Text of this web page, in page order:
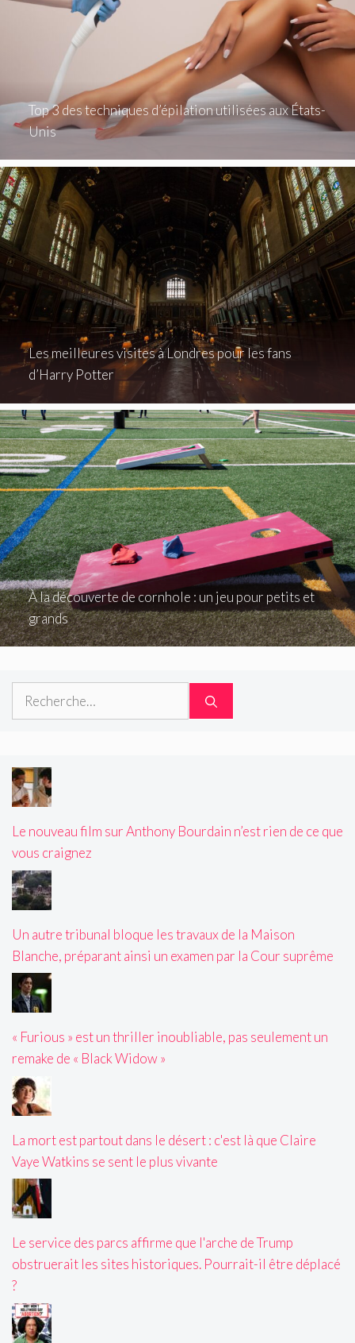
Top 3 des techniques d’épilation utilisées aux États-
Unis
Les meilleures visites à Londres pour les fans
d’Harry Potter
À la découverte de cornhole : un jeu pour petits et
grands
Rechercher :
Le nouveau film sur Anthony Bourdain n’est rien de ce que
vous craignez
Un autre tribunal bloque les travaux de la Maison
Blanche, préparant ainsi un examen par la Cour suprême
« Furious » est un thriller inoubliable, pas seulement un
remake de « Black Widow »
La mort est partout dans le désert : c'est là que Claire
Vaye Watkins se sent le plus vivante
Le service des parcs affirme que l'arche de Trump
obstruerait les sites historiques. Pourrait-il être déplacé
?